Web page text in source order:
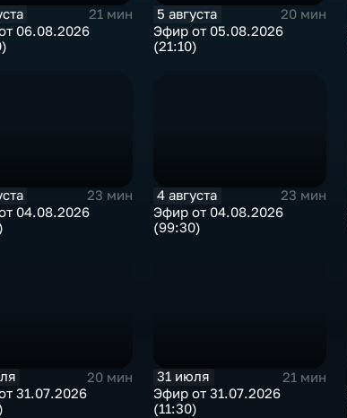
21 мин
06.08.2026
5 августа
20 мин
Эфир от 05.08.2026
(21:10)
23 мин
04.08.2026
4 августа
23 мин
Эфир от 04.08.2026
(99:30)
20 мин
31.07.2026
31 июля
21 мин
Эфир от 31.07.2026
(11:30)